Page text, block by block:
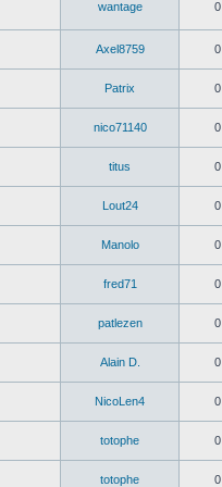
wantage 0
Axel8759 0
Patrix 0
nico71140 0
titus 0
Lout24 0
Manolo 0
fred71 0
patlezen 0
Alain D. 0
NicoLen4 0
totophe 0
totophe 0